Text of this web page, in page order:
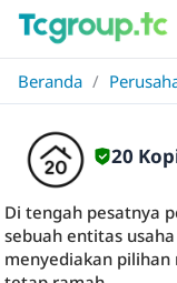
Beranda /
20
Di tengah pesatnya
sebuah entitas
menyediakan